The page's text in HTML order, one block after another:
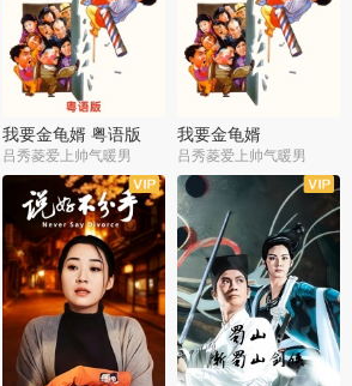
我要金龟婿 粤语版
吕秀菱爱上帅气暖男
我要金龟婿
吕秀菱爱上帅气暖男